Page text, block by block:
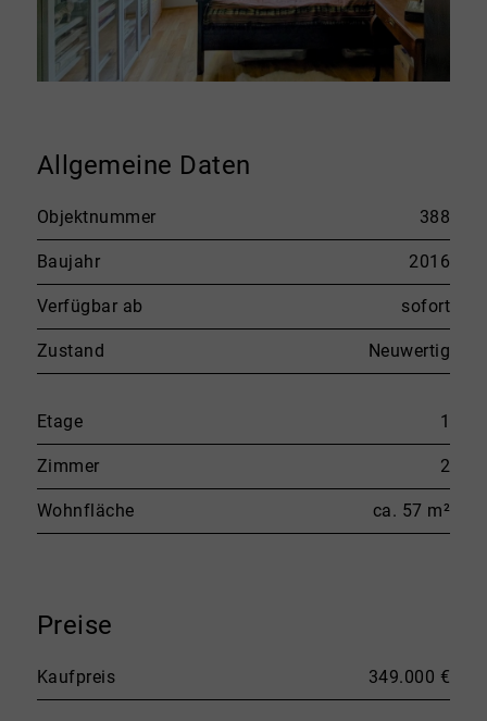
Allgemeine Daten
Objektnummer 388
Baujahr 2016
Verfügbar ab sofort
Zustand Neuwertig
Etage 1
Zimmer 2
Wohnfläche ca. 57 m²
Preise
Kaufpreis 349.000 €